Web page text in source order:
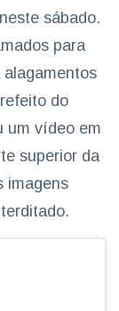
sábado.
para
alagamentos
do
um vídeo em
superior da
imagens